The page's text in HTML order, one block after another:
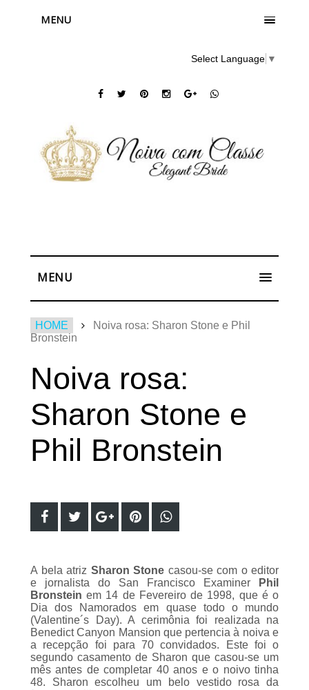
MENU
Select Language ▼
Bronstein
Noiva rosa:
Sharon Stone e
Phil Bronstein
e jornalista do San Francisco ExaminerPhil
Bronsteinem 14 de Fevereiro de 1998, que é o
Dia dos Namorados em quase todo o mundo
(Valentine´s Day). A cerimônia foi realizada na
Benedict Canyon Mansion que pertencia à noiva e
a recepção foi para 70 convidados. Este foi o
segundo casamento de Sharon que casou-se um
mês antes de completar 40 anos e o noivo tinha
48. Sharon escolheu um belo vestido rosa da
famosa estilista Vera Wang.